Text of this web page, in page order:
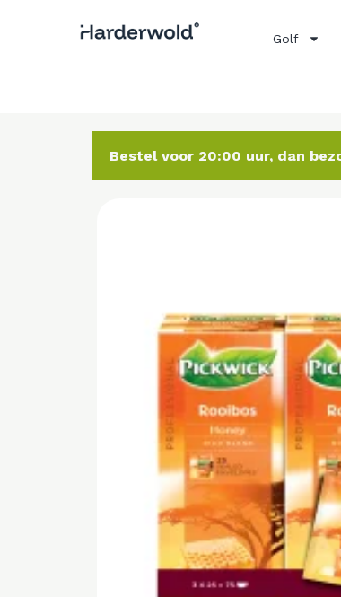
Golf
Bestel voor 20:00 uur, dan